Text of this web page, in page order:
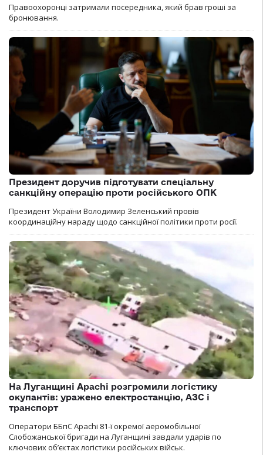
Правоохоронці затримали посередника, який брав гроші за
бронювання.
Президент доручив підготувати спеціальну
санкційну операцію проти російського ОПК
Президент України Володимир Зеленський провів
координаційну нараду щодо санкційної політики проти росії.
На Луганщині Apachi розгромили логістику
окупантів: уражено електростанцію, АЗС і
транспорт
Оператори ББпС Apachi 81-ї окремої аеромобільної
Слобожанської бригади на Луганщині завдали ударів по
ключових об’єктах логістики російських військ.